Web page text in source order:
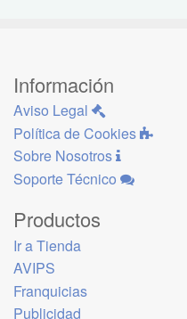
Información
Aviso Legal
Política de Cookies
Sobre Nosotros
Soporte Técnico
Productos
Ir a Tienda
AVIPS
Franquicias
Publicidad